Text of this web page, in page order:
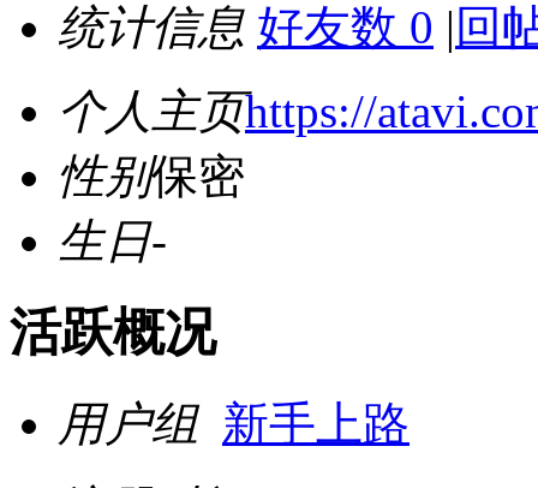
统计信息 好友数 0 | 回
个人主页https://
性别保密
生日-
活跃概况
用户组 新手上路